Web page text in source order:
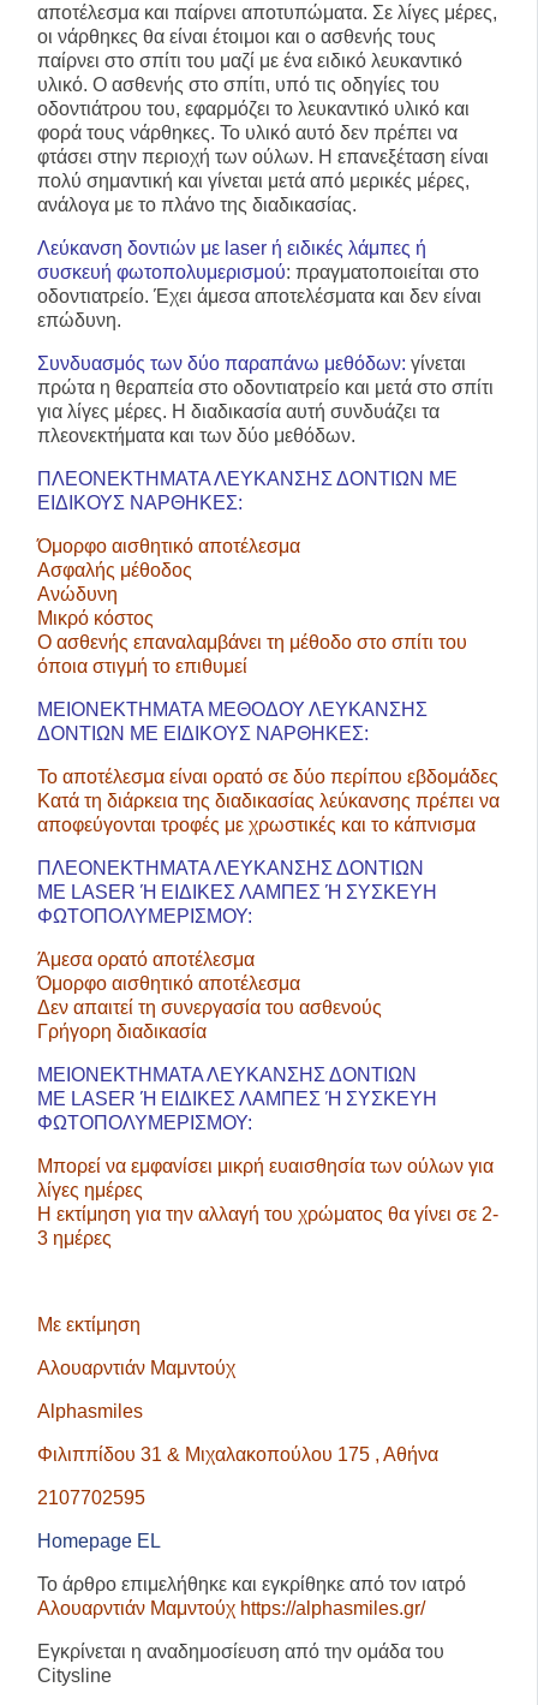
αποτέλεσμα και παίρνει αποτυπώματα. Σε λίγες μέρες,
οι νάρθηκες θα είναι έτοιμοι και ο ασθενής τους
παίρνει στο σπίτι του μαζί με ένα ειδικό λευκαντικό
υλικό. Ο ασθενής στο σπίτι, υπό τις οδηγίες του
οδοντιάτρου του, εφαρμόζει το λευκαντικό υλικό και
φορά τους νάρθηκες. Το υλικό αυτό δεν πρέπει να
φτάσει στην περιοχή των ούλων. Η επανεξέταση είναι
πολύ σημαντική και γίνεται μετά από μερικές μέρες,
ανάλογα με το πλάνο της διαδικασίας.
Λεύκανση δοντιών με laser ή ειδικές λάμπες ή
συσκευή φωτοπολυμερισμού: πραγματοποιείται στο
οδοντιατρείο. Έχει άμεσα αποτελέσματα και δεν είναι
επώδυνη.
Συνδυασμός των δύο παραπάνω μεθόδων: γίνεται
πρώτα η θεραπεία στο οδοντιατρείο και μετά στο σπίτι
για λίγες μέρες. Η διαδικασία αυτή συνδυάζει τα
πλεονεκτήματα και των δύο μεθόδων.
ΠΛΕΟΝΕΚΤΗΜΑΤΑ ΛΕΥΚΑΝΣΗΣ ΔΟΝΤΙΩΝ ΜΕ
ΕΙΔΙΚΟΥΣ ΝΑΡΘΗΚΕΣ:
Όμορφο αισθητικό αποτέλεσμα
Ασφαλής μέθοδος
Ανώδυνη
Μικρό κόστος
Ο ασθενής επαναλαμβάνει τη μέθοδο στο σπίτι του
όποια στιγμή το επιθυμεί
ΜΕΙΟΝΕΚΤΗΜΑΤΑ ΜΕΘΟΔΟΥ ΛΕΥΚΑΝΣΗΣ
ΔΟΝΤΙΩΝ ΜΕ ΕΙΔΙΚΟΥΣ ΝΑΡΘΗΚΕΣ:
Το αποτέλεσμα είναι ορατό σε δύο περίπου εβδομάδες
Κατά τη διάρκεια της διαδικασίας λεύκανσης πρέπει να
αποφεύγονται τροφές με χρωστικές και το κάπνισμα
ΠΛΕΟΝΕΚΤΗΜΑΤΑ ΛΕΥΚΑΝΣΗΣ ΔΟΝΤΙΩΝ
ΜΕ LASER Ή ΕΙΔΙΚΕΣ ΛΑΜΠΕΣ Ή ΣΥΣΚΕΥΗ
ΦΩΤΟΠΟΛΥΜΕΡΙΣΜΟΥ:
Άμεσα ορατό αποτέλεσμα
Όμορφο αισθητικό αποτέλεσμα
Δεν απαιτεί τη συνεργασία του ασθενούς
Γρήγορη διαδικασία
ΜΕΙΟΝΕΚΤΗΜΑΤΑ ΛΕΥΚΑΝΣΗΣ ΔΟΝΤΙΩΝ
ΜΕ LASER Ή ΕΙΔΙΚΕΣ ΛΑΜΠΕΣ Ή ΣΥΣΚΕΥΗ
ΦΩΤΟΠΟΛΥΜΕΡΙΣΜΟΥ:
Μπορεί να εμφανίσει μικρή ευαισθησία των ούλων για
λίγες ημέρες
Η εκτίμηση για την αλλαγή του χρώματος θα γίνει σε 2-
3 ημέρες
Με εκτίμηση
Αλουαρντιάν Μαμντούχ
Alphasmiles
Φιλιππίδου 31 & Μιχαλακοπούλου 175 , Αθήνα
2107702595
Homepage EL
Το άρθρο επιμελήθηκε και εγκρίθηκε από τον ιατρό
Αλουαρντιάν Μαμντούχ https://alphasmiles.gr/
Εγκρίνεται η αναδημοσίευση από την ομάδα του
Citysline